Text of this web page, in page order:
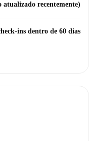
atualizado recentemente)
ins dentro de 60 dias